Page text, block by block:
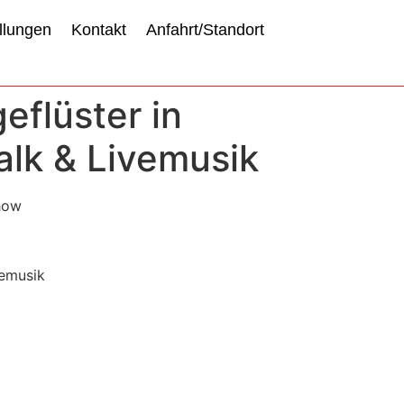
Kontakt Anfahrt/Standort
in
& Livemusik